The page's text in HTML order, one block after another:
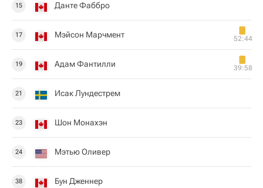
15 Данте Фаббро
17 Мэйсон Марчмент 52:44
19 Адам Фантилли 39:58
21 Исак Лундестрем
23 Шон Монахэн
24 Мэтью Оливер
38 Бун Дженнер